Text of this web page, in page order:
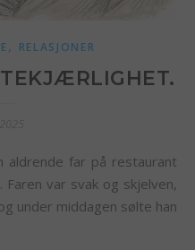
, RELASJONER
var svak og skjelven,
under middagen sølte han